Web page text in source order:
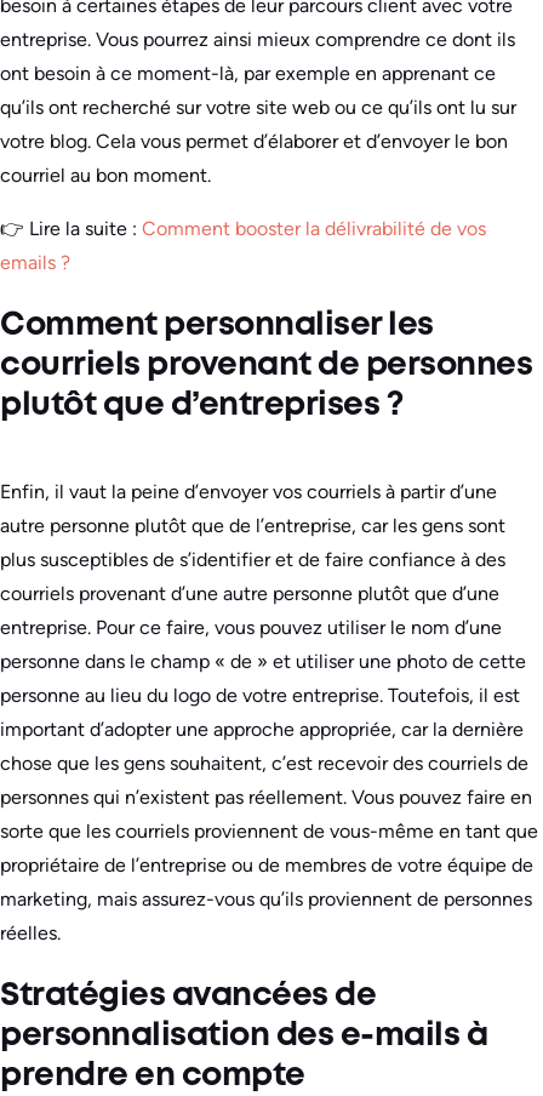
besoin à certaines étapes de leur parcours client avec votre
entreprise. Vous pourrez ainsi mieux comprendre ce dont ils
ont besoin à ce moment-là, par exemple en apprenant ce
qu’ils ont recherché sur votre site web ou ce qu’ils ont lu sur
votre blog. Cela vous permet d’élaborer et d’envoyer le bon
courriel au bon moment.
👉 Lire la suite : Comment booster la délivrabilité de vos
emails ?
Comment personnaliser les
courriels provenant de personnes
plutôt que d’entreprises ?
Enfin, il vaut la peine d’envoyer vos courriels à partir d’une
autre personne plutôt que de l’entreprise, car les gens sont
plus susceptibles de s’identifier et de faire confiance à des
courriels provenant d’une autre personne plutôt que d’une
entreprise. Pour ce faire, vous pouvez utiliser le nom d’une
personne dans le champ « de » et utiliser une photo de cette
personne au lieu du logo de votre entreprise. Toutefois, il est
important d’adopter une approche appropriée, car la dernière
chose que les gens souhaitent, c’est recevoir des courriels de
personnes qui n’existent pas réellement. Vous pouvez faire en
sorte que les courriels proviennent de vous-même en tant que
propriétaire de l’entreprise ou de membres de votre équipe de
marketing, mais assurez-vous qu’ils proviennent de personnes
réelles.
Stratégies avancées de
personnalisation des e-mails à
prendre en compte